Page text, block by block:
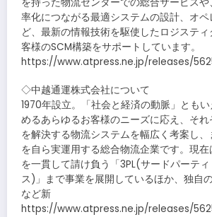
率化につながる最適システムの設計、オ
ど、最新の情報技術を駆使したロジステ
客様のSCM構築をサポートしています。
https://www.atpress.ne.jp/releases/
◇中越通運株式会社について
1970年設立。「社会と経済の動脈」とも
めるあらゆるお客様のニーズに応え、そ
を解決する物流システムを幅広く考案し
を自ら実運用する総合物流企業です。現
を一貫して請け負う「3PL(サードパーテ
ス)」まで事業を展開しているほか、独自
など新
https://www.atpress.ne.jp/releases/